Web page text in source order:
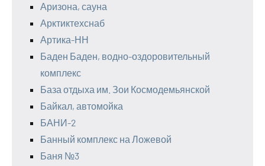
Аризона, сауна
Арктиктехснаб
Артика-НН
Баден Баден, водно-оздоровительный
комплекс
База отдыха им. Зои Космодемьянской
Байкал, автомойка
БАНИ-2
Банный комплекс на Ложевой
Баня №3